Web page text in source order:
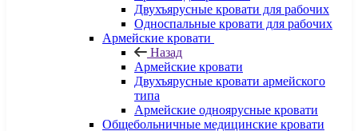
Двухъярусные кровати для рабочих
Односпальные кровати для рабочих
Армейские кровати
Назад
Армейские кровати
Двухъярусные кровати армейского
типа
Армейские одноярусные кровати
Общебольничные медицинские кровати